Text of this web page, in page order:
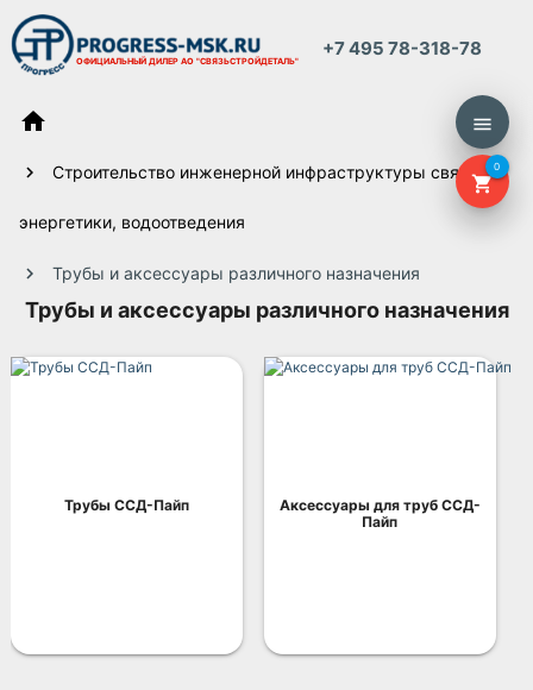
ОФИЦИАЛЬНЫЙ ДИЛЕР АО "СВЯЗЬСТРОЙДЕТАЛЬ"
+7 495 78-318-78
menu
shopping_cart
0
home
Строительство инженерной инфраструктуры связи,
энергетики, водоотведения
Трубы и аксессуары различного назначения
Трубы и аксессуары различного назначения
Трубы ССД-Пайп
Аксессуары для труб ССД-
Пайп